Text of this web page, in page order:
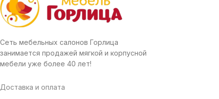
Сеть мебельных салонов Горлица
занимается продажей мягкой и корпусной
мебели уже более 40 лет!
Доставка и оплата